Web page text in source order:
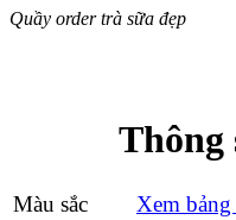
Quầy order trà sữa đẹp
Thông
Màu sắc
Xem bảng